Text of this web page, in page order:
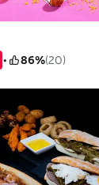
86%(20)